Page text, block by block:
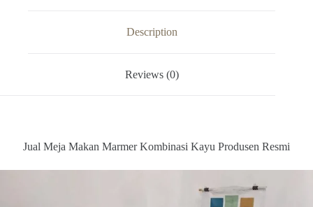
Description
Reviews (0)
Jual Meja Makan Marmer Kombinasi Kayu Produsen Resmi